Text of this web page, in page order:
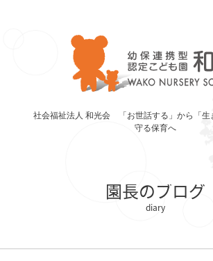
社会福祉法人 和光会 「お世話する」から「生
守る保育へ
園長のブログ